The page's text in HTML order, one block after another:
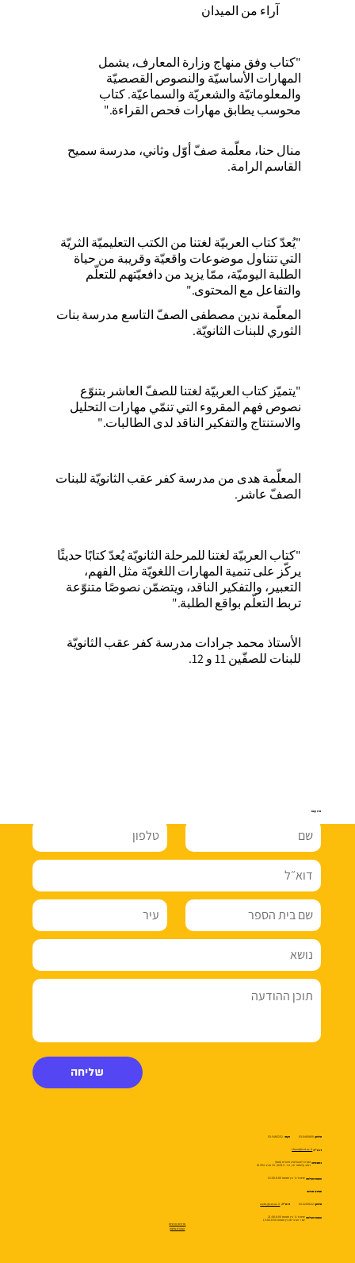
آراء من الميدان
"كتاب وفق منهاج وزارة المعارف، يشمل
المهارات الأساسيّة والنصوص القصصيّة
والمعلوماتيّة والشعريّة والسماعيّة. كتاب
محوسب يطابق مهارات فحص القراءة."
منال حنا، معلّمة صفّ أوّل وثاني، مدرسة سميح
القاسم الرامة.
"يُعدّ كتاب العربيّة لغتنا من الكتب التعليميّة الثريّة
التي تتناول موضوعات واقعيّة وقريبة من حياة
الطلبة اليوميّة، ممّا يزيد من دافعيّتهم للتعلّم
والتفاعل مع المحتوى."
المعلّمة ندين مصطفى الصفّ التاسع مدرسة بنات
الثوري للبنات الثانويّة.
"يتميّز كتاب العربيّة لغتنا للصفّ العاشر بتنوّع
نصوص فهم المقروء التي تنمّي مهارات التحليل
والاستنتاج والتفكير الناقد لدى الطالبات."
المعلّمة هدى من مدرسة كفر عقب الثانويّة للبنات
الصفّ عاشر.
"كتاب العربيّة لغتنا للمرحلة الثانويّة يُعدّ كتابًا حديثًا
يركّز على تنمية المهارات اللغويّة مثل الفهم،
التعبير، والتفكير الناقد، ويتضمّن نصوصًا متنوّعة
تربط التعلّم بواقع الطلبة."
الأستاذ محمد جرادات مدرسة كفر عقب الثانويّة
للبنات للصفّين 11 و 12.
צרו קשר
שליחה
03-5480232 פקס: 03-6460800 טלפון:
sherut@cet.ac.il דוא״ל:
המרכז לטכנולוגיה חינוכית (מטח)
רחוב קלאוזנר 16, ת.ד. 36513, תל אביב 61394
כתובתינו:
ימים א׳-ה׳ בין השעות 16:00-8:00 שעות פעילות:
תמיכה טכנית:
webs@cet.ac.il דוא״ל: 03-6200622 טלפון:
ימים א׳-ה׳ בין השעות 21:00-8:00
יום ו׳ וערבי חג בין השעות 13:00-8:00
שעות פעילות:
מדיניות פרטיות
הצהרת נגישות